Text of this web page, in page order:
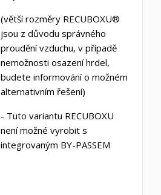
(větší rozměry RECUBOXU®
jsou z důvodu správného
proudění vzduchu, v případě
nemožnosti osazení hrdel,
budete informování o možném
alternativním řešení)
- Tuto variantu RECUBOXU
není možné vyrobit s
integrovaným BY-PASSEM